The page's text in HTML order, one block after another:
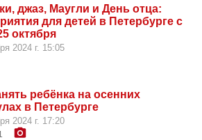
джаз, Маугли и День отца:
для детей в Петербурге с
октября
2024 г. 15:05
ребёнка на осенних
в Петербурге
2024 г. 17:20